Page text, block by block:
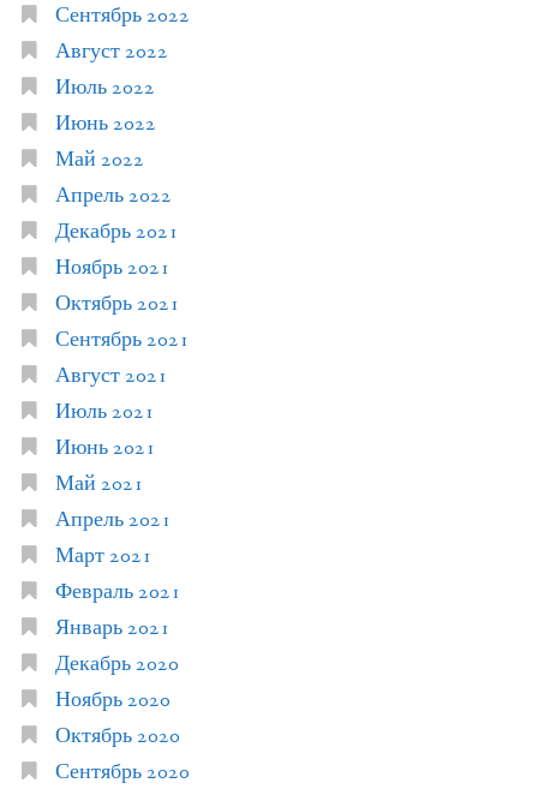
Сентябрь 2022
Август 2022
Июль 2022
Июнь 2022
Май 2022
Апрель 2022
Декабрь 2021
Ноябрь 2021
Октябрь 2021
Сентябрь 2021
Август 2021
Июль 2021
Июнь 2021
Май 2021
Апрель 2021
Март 2021
Февраль 2021
Январь 2021
Декабрь 2020
Ноябрь 2020
Октябрь 2020
Сентябрь 2020